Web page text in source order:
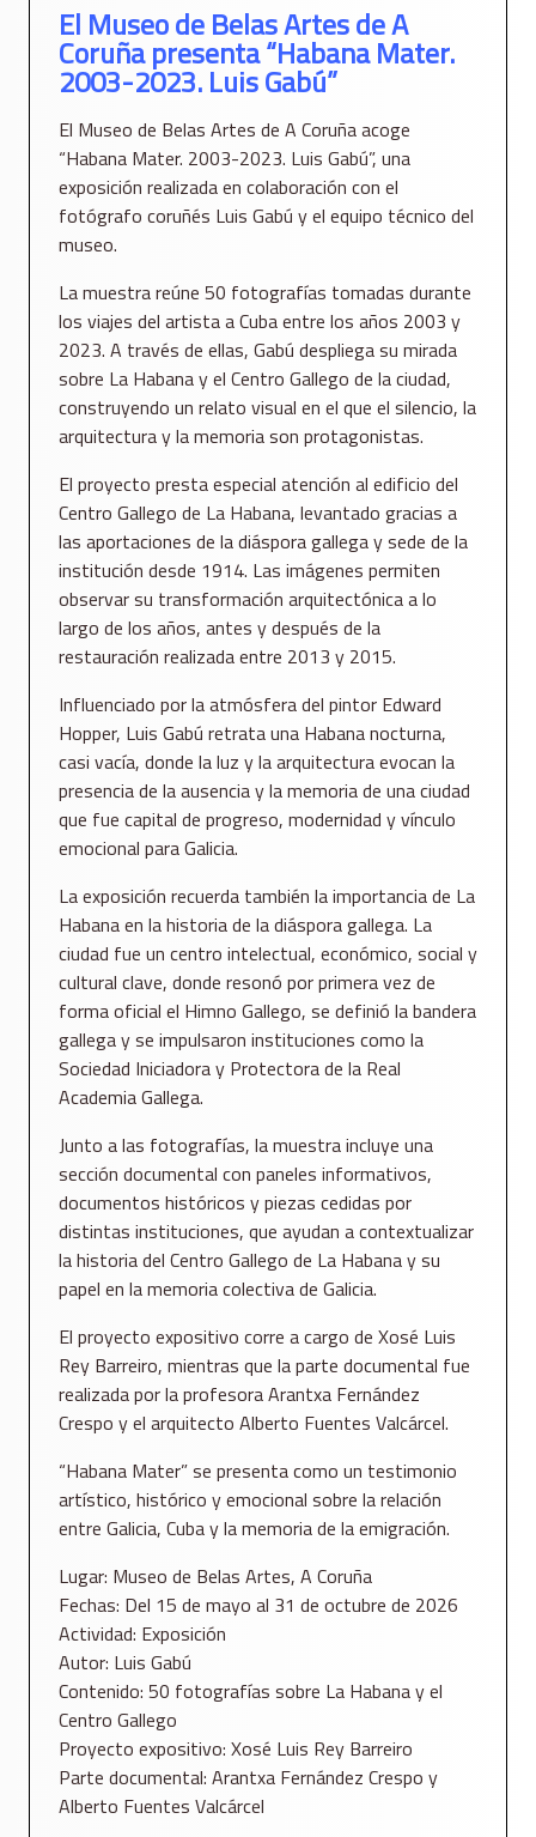
El Museo de Belas Artes de A
Coruña presenta “Habana Mater.
2003-2023. Luis Gabú”
El Museo de Belas Artes de A Coruña acoge
“Habana Mater. 2003-2023. Luis Gabú”, una
exposición realizada en colaboración con el
fotógrafo coruñés Luis Gabú y el equipo técnico del
museo.
La muestra reúne 50 fotografías tomadas durante
los viajes del artista a Cuba entre los años 2003 y
2023. A través de ellas, Gabú despliega su mirada
sobre La Habana y el Centro Gallego de la ciudad,
construyendo un relato visual en el que el silencio, la
arquitectura y la memoria son protagonistas.
El proyecto presta especial atención al edificio del
Centro Gallego de La Habana, levantado gracias a
las aportaciones de la diáspora gallega y sede de la
institución desde 1914. Las imágenes permiten
observar su transformación arquitectónica a lo
largo de los años, antes y después de la
restauración realizada entre 2013 y 2015.
Influenciado por la atmósfera del pintor Edward
Hopper, Luis Gabú retrata una Habana nocturna,
casi vacía, donde la luz y la arquitectura evocan la
presencia de la ausencia y la memoria de una ciudad
que fue capital de progreso, modernidad y vínculo
emocional para Galicia.
La exposición recuerda también la importancia de La
Habana en la historia de la diáspora gallega. La
ciudad fue un centro intelectual, económico, social y
cultural clave, donde resonó por primera vez de
forma oficial el Himno Gallego, se definió la bandera
gallega y se impulsaron instituciones como la
Sociedad Iniciadora y Protectora de la Real
Academia Gallega.
Junto a las fotografías, la muestra incluye una
sección documental con paneles informativos,
documentos históricos y piezas cedidas por
distintas instituciones, que ayudan a contextualizar
la historia del Centro Gallego de La Habana y su
papel en la memoria colectiva de Galicia.
El proyecto expositivo corre a cargo de Xosé Luis
Rey Barreiro, mientras que la parte documental fue
realizada por la profesora Arantxa Fernández
Crespo y el arquitecto Alberto Fuentes Valcárcel.
“Habana Mater” se presenta como un testimonio
artístico, histórico y emocional sobre la relación
entre Galicia, Cuba y la memoria de la emigración.
Lugar: Museo de Belas Artes, A Coruña
Fechas: Del 15 de mayo al 31 de octubre de 2026
Actividad: Exposición
Autor: Luis Gabú
Contenido: 50 fotografías sobre La Habana y el
Centro Gallego
Proyecto expositivo: Xosé Luis Rey Barreiro
Parte documental: Arantxa Fernández Crespo y
Alberto Fuentes Valcárcel